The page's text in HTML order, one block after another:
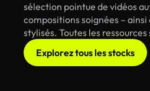
sélection pointue de vidéos
compositions soignées –
stylisés. Toutes les
Explorez tous les stocks